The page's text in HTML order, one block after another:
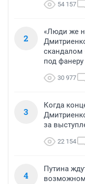
54 157
2
«Люди же
скандалом
под фанеру
30 977
3
Когда
за
22 154
4
Путина
возможном